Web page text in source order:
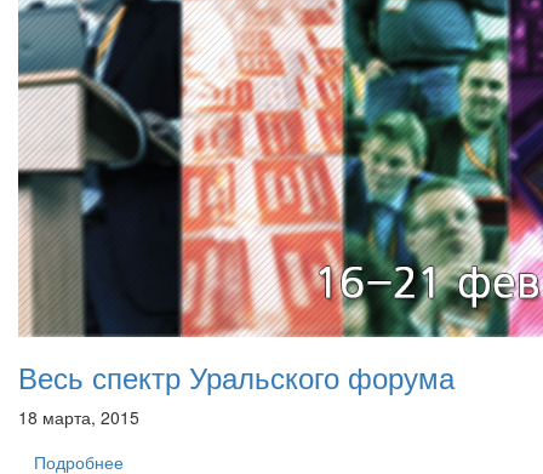
Весь спектр Уральского форума
18 марта, 2015
Подробнее